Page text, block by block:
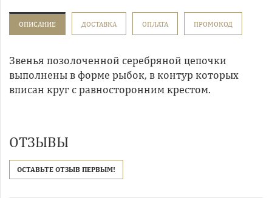
ОПИСАНИЕ ДОСТАВКА ОПЛАТА ПРОМОКОД
Звенья позолоченной серебряной цепочки
выполнены в форме рыбок, в контур которых
вписан круг с равносторонним крестом.
ОТЗЫВЫ
ОСТАВЬТЕ ОТЗЫВ ПЕРВЫМ!